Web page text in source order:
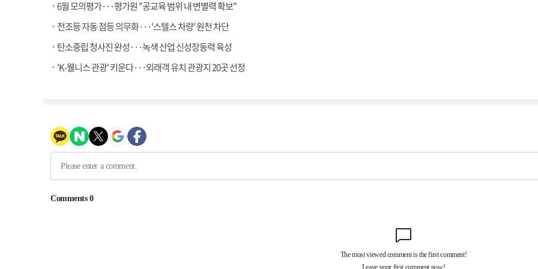
6월 모의평가···평가원 "공교육 범위 내 변별력 확보"
전조등 자동 점등 의무화···'스텔스 차량' 원천 차단
탄소중립 청사진 완성···녹색 산업 신성장동력 육성
'K-웰니스 관광' 키운다···외래객 유치 관광지 20곳 선정